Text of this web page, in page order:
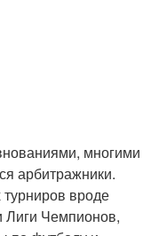
многими
арбитражники.
вроде
Лиги Чемпионов,